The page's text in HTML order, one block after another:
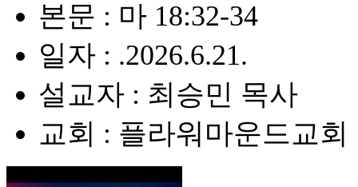
본문 : 마 18:32-34
일자 : .2026.6.21.
설교자 : 최승민 목사
교회 : 플라워마운드교회